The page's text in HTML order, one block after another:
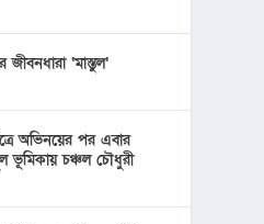
জীবনধারা ‘মাস্তুল’
অভিনয়ের পর এবার
ভূমিকায় চঞ্চল চৌধুরী